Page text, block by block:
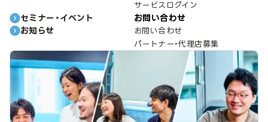
サービスログイン
セミナー・イベント
お知らせ
お問い合わせ
お問い合わせ
パートナー・代理店募集